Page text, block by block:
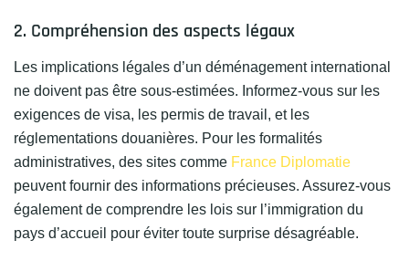
2. Compréhension des aspects légaux
Les implications légales d’un déménagement international
ne doivent pas être sous-estimées. Informez-vous sur les
exigences de visa, les permis de travail, et les
réglementations douanières. Pour les formalités
administratives, des sites comme France Diplomatie
peuvent fournir des informations précieuses. Assurez-vous
également de comprendre les lois sur l’immigration du
pays d’accueil pour éviter toute surprise désagréable.